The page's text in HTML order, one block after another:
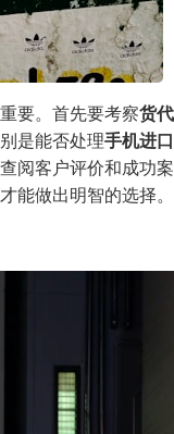
要。首先要考察货
是能否处理手机进口
阅客户评价和成功
能做出明智的选择。